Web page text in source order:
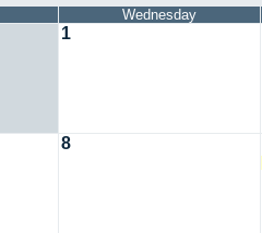
Wednesday
1
8